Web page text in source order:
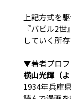
上記方式を
『バビル2
していく所存
▼著者プロフ
横山光輝（よ
1934年兵庫